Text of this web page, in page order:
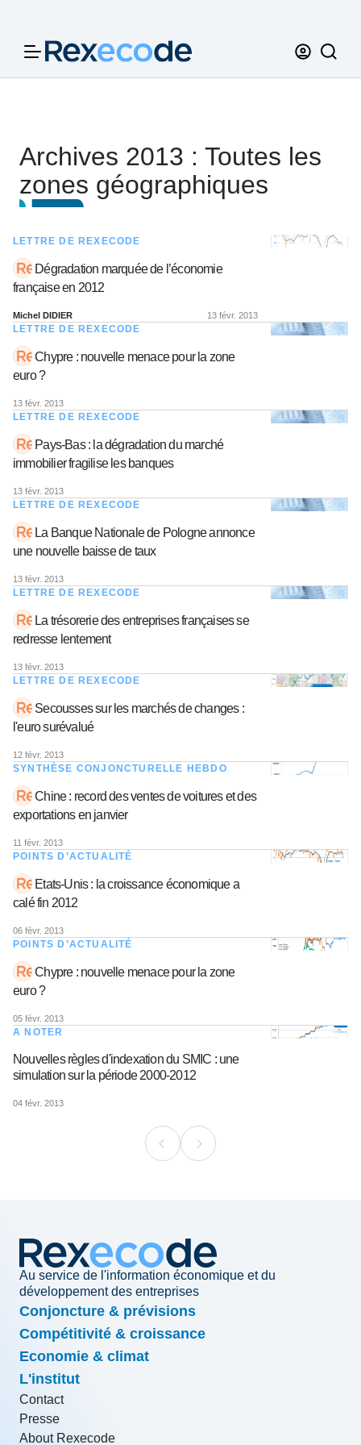
Archives 2013 : Toutes les
zones géographiques
LETTRE DE REXECODE
Dégradation marquée de l’économie
française en 2012
Michel DIDIER 13 févr. 2013
LETTRE DE REXECODE
Chypre : nouvelle menace pour la zone
euro ?
13 févr. 2013
LETTRE DE REXECODE
Pays-Bas : la dégradation du marché
immobilier fragilise les banques
13 févr. 2013
LETTRE DE REXECODE
La Banque Nationale de Pologne annonce
une nouvelle baisse de taux
13 févr. 2013
LETTRE DE REXECODE
La trésorerie des entreprises françaises se
redresse lentement
13 févr. 2013
LETTRE DE REXECODE
Secousses sur les marchés de changes :
l'euro surévalué
12 févr. 2013
SYNTHÈSE CONJONCTURELLE HEBDO
Chine : record des ventes de voitures et des
exportations en janvier
11 févr. 2013
POINTS D’ACTUALITÉ
Etats-Unis : la croissance économique a
calé fin 2012
06 févr. 2013
POINTS D’ACTUALITÉ
Chypre : nouvelle menace pour la zone
euro ?
05 févr. 2013
A NOTER
Nouvelles règles d'indexation du SMIC : une
simulation sur la période 2000-2012
04 févr. 2013
Au service de l'information économique et du
développement des entreprises
Conjoncture & prévisions
Compétitivité & croissance
Economie & climat
L'institut
Contact
Presse
About Rexecode